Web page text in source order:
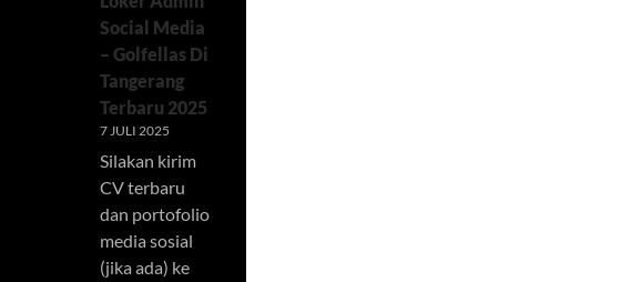
Social Media
– Golfellas Di
Tangerang
Terbaru 2025
7 JULI 2025
Silakan kirim
CV terbaru
dan portofolio
media sosial
(jika ada) ke